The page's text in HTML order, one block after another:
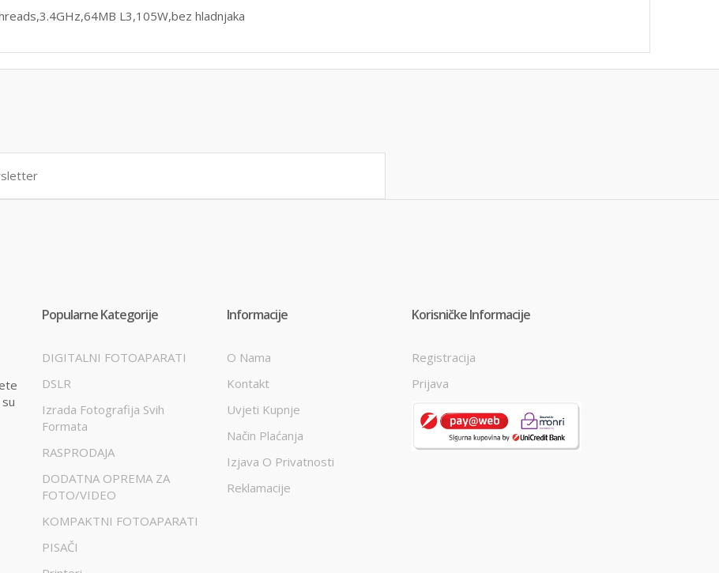
L3,105W,bez hladnjaka
Popularne Kategorije
DIGITALNI FOTOAPARATI
DSLR
Izrada Fotografija Svih
Formata
RASPRODAJA
DODATNA OPREMA ZA
FOTO/VIDEO
KOMPAKTNI FOTOAPARATI
PISAČI
Informacije
O Nama
Kontakt
Uvjeti Kupnje
Način Plaćanja
Izjava O Privatnosti
Reklamacije
Korisničke Informacije
Registracija
Prijava